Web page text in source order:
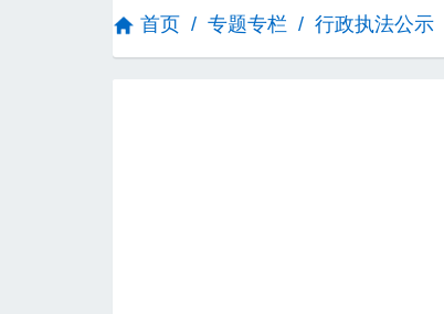
首页 / 专题专栏 / 行政执法公示